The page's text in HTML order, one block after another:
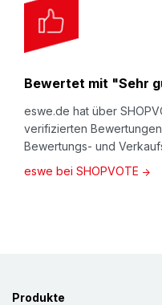
Bewertet mit "Sehr
eswe.de hat über
verifizierten
Bewertungs- und
eswe bei SHOPVOTE
Produkte